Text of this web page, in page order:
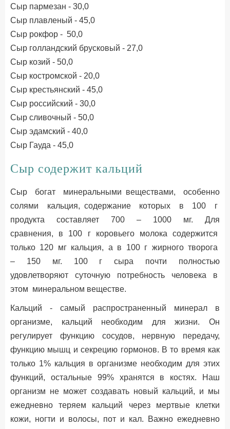
Сыр пармезан - 30,0
Сыр плавленый - 45,0
Сыр рокфор - 50,0
Сыр голландский брусковый - 27,0
Сыр козий - 50,0
Сыр костромской - 20,0
Сыр крестьянский - 45,0
Сыр российский - 30,0
Сыр сливочный - 50,0
Сыр эдамский - 40,0
Сыр Гауда - 45,0
Сыр содержит кальций
Сыр богат минеральными веществами, особенно
солями кальция, содержание которых в 100 г
продукта составляет 700 – 1000 мг. Для
сравнения, в 100 г коровьего молока содержится
только 120 мг кальция, а в 100 г жирного творога
– 150 мг. 100 г сыра почти полностью
удовлетворяют суточную потребность человека в
этом минеральном веществе.
Кальций - самый распространенный минерал в
организме, кальций необходим для жизни. Он
регулирует функцию сосудов, нервную передачу,
функцию мышц и секрецию гормонов. В то время как
только 1% кальция в организме необходим для этих
функций, остальные 99% хранятся в костях. Наш
организм не может создавать новый кальций, и мы
ежедневно теряем кальций через мертвые клетки
кожи, ногти и волосы, пот и кал. Важно ежедневно